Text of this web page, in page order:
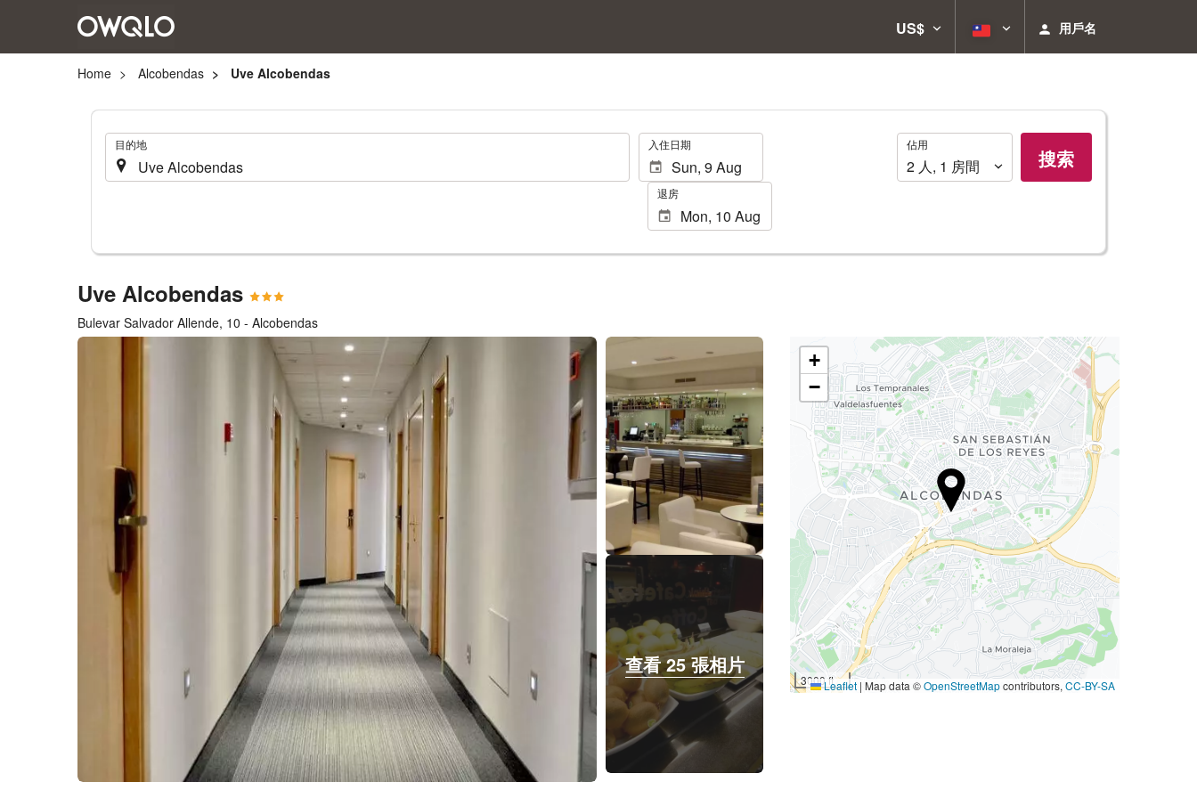
US$ 用戶名
Home Alcobendas Uve Alcobendas
. 目的地 . 入住日期
退房
佔
用
佔用
2 人, 1 房間 搜索
Uve Alcobendas
Bulevar Salvador Allende, 10 - Alcobendas
查看 25 張相片
+
−
3000 ftLeaflet | Map data ©OpenStreetMapcontributors, CC-BY-SA